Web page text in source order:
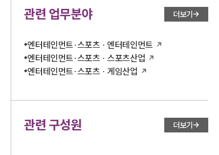
관련 업무분야 더보기
엔터테인먼트·스포츠 · 엔터테인먼트
엔터테인먼트·스포츠 · 스포츠산업
엔터테인먼트·스포츠 · 게임산업
관련 구성원 더보기